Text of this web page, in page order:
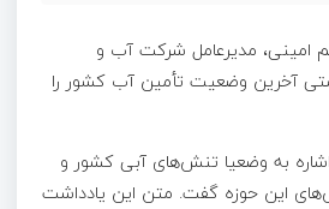
امینی، مدیرعامل شرکت آب و
آخرین وضعیت تأمین آب کشور را
به وضعیا تنش‌های آبی کشور و
این حوزه گفت. متن این یادداشت